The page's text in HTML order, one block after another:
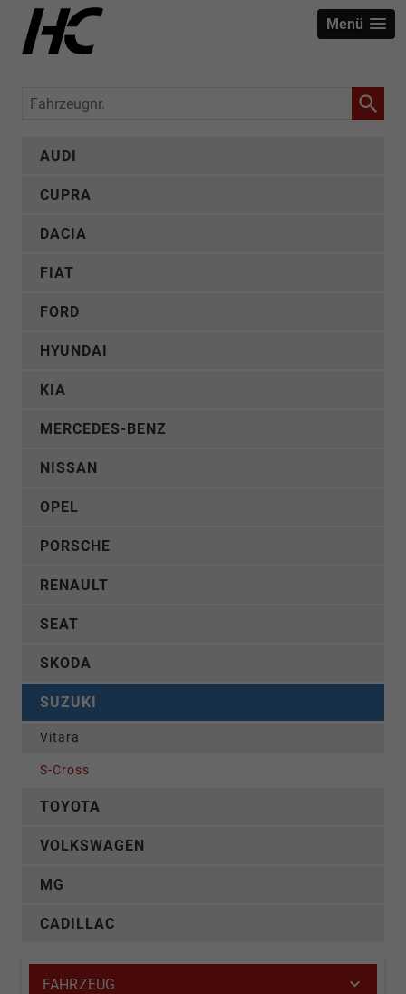
Menü
Fahrzeugnr.
AUDI
CUPRA
DACIA
FIAT
FORD
HYUNDAI
KIA
MERCEDES-BENZ
NISSAN
OPEL
PORSCHE
RENAULT
SEAT
SKODA
SUZUKI
Vitara
S-Cross
TOYOTA
VOLKSWAGEN
MG
CADILLAC
FAHRZEUG